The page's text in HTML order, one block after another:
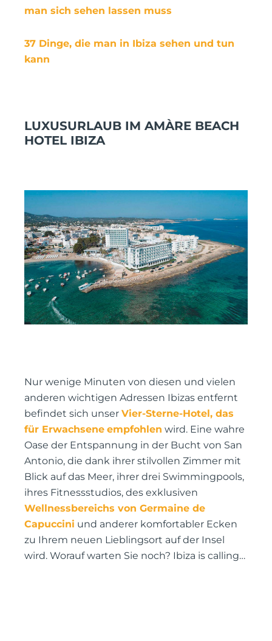
man sich sehen lassen muss
37 Dinge, die man in Ibiza sehen und tun
kann
LUXUSURLAUB IM AMÀRE BEACH
HOTEL IBIZA
Nur wenige Minuten von diesen und vielen
anderen wichtigen Adressen Ibizas entfernt
befindet sich unser Vier-Sterne-Hotel, das
für Erwachsene empfohlen wird. Eine wahre
Oase der Entspannung in der Bucht von San
Antonio, die dank ihrer stilvollen Zimmer mit
Blick auf das Meer, ihrer drei Swimmingpools,
ihres Fitnessstudios, des exklusiven
Wellnessbereichs von Germaine de
Capuccini und anderer komfortabler Ecken
zu Ihrem neuen Lieblingsort auf der Insel
wird. Worauf warten Sie noch? Ibiza is calling…